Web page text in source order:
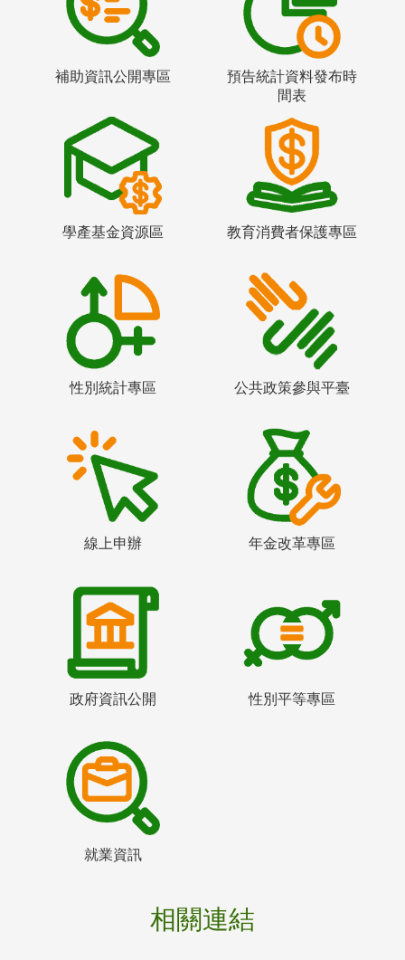
補助資訊公開專區
預告統計資料發布時
間表
學產基金資源區 教育消費者保護專區
性別統計專區 公共政策參與平臺
線上申辦 年金改革專區
政府資訊公開 性別平等專區
就業資訊
相關連結